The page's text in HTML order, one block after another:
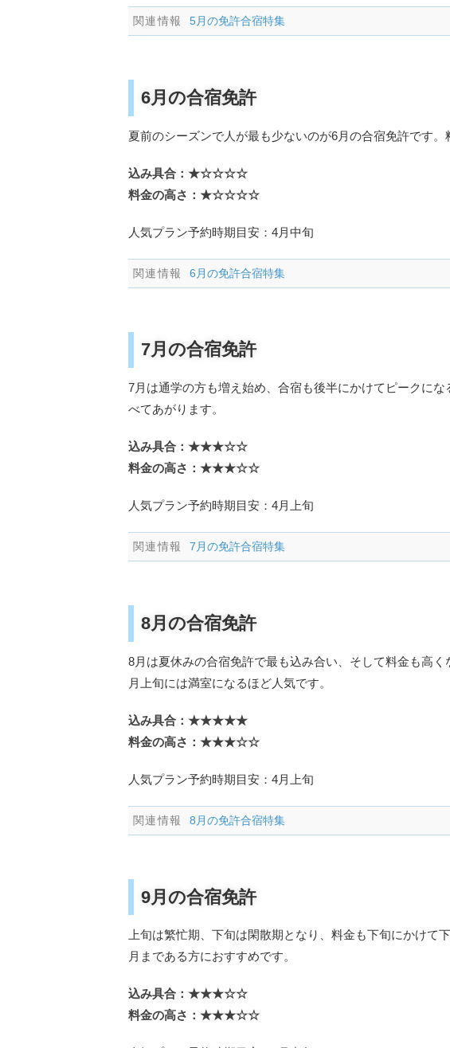
5月の免許合宿特集
6月の合宿免許
夏前のシーズンで人が最も少ないのが6月の合宿免許です
込み具合：★☆☆☆☆
料金の高さ：★☆☆☆☆
人気プラン予約時期目安：4月中旬
6月の免許合宿特集
7月の合宿免許
7月は通学の方も増え始め、合宿も後半にかけてピークに
べてあがります。
込み具合：★★★☆☆
料金の高さ：★★★☆☆
人気プラン予約時期目安：4月上旬
7月の免許合宿特集
8月の合宿免許
8月は夏休みの合宿免許で最も込み合い、そして料金も高
月上旬には満室になるほど人気です。
込み具合：★★★★★
料金の高さ：★★★☆☆
人気プラン予約時期目安：4月上旬
8月の免許合宿特集
9月の合宿免許
上旬は繁忙期、下旬は閑散期となり、料金も下旬にかけて
月まである方におすすめです。
込み具合：★★★☆☆
料金の高さ：★★★☆☆